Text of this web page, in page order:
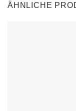
ÄHNLICHE